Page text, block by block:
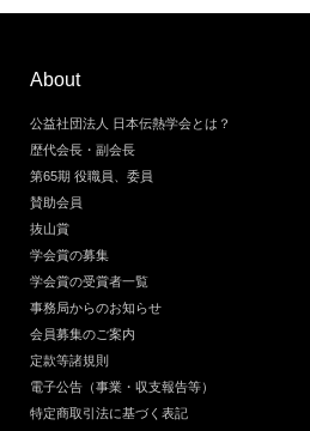
About
公益社団法人 日本伝熱学会とは？
歴代会長・副会長
第65期 役職員、委員
賛助会員
抜山賞
学会賞の募集
学会賞の受賞者一覧
事務局からのお知らせ
会員募集のご案内
定款等諸規則
電子公告（事業・収支報告等）
特定商取引法に基づく表記